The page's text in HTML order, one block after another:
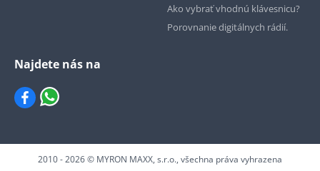
Ako vybrať vhodnú klávesnicu?
Porovnanie digitálnych rádií.
Najdete nás na
2010 - 2026 © MYRON MAXX, s.r.o., všechna práva vyhrazena